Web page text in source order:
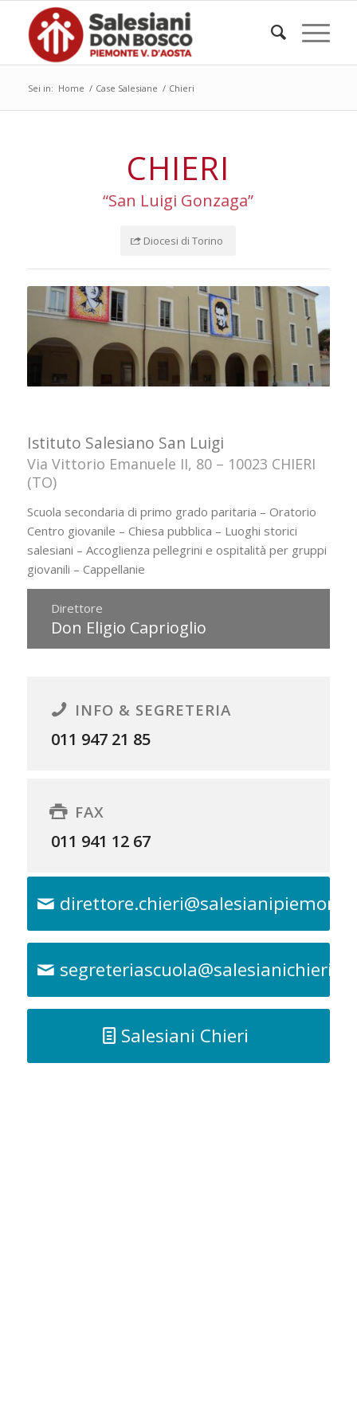
Sei in: Home / Case Salesiane / Chieri
CHIERI
“San Luigi Gonzaga”
Diocesi di Torino
Istituto Salesiano San Luigi
Via Vittorio Emanuele II, 80 – 10023 CHIERI
(TO)
Scuola secondaria di primo grado paritaria – Oratorio
Centro giovanile – Chiesa pubblica – Luoghi storici
salesiani – Accoglienza pellegrini e ospitalità per gruppi
giovanili – Cappellanie
Direttore
Don Eligio Caprioglio
INFO & SEGRETERIA
011 947 21 85
FAX
011 941 12 67
segreteriascuola@salesianichieri.it
Salesiani Chieri